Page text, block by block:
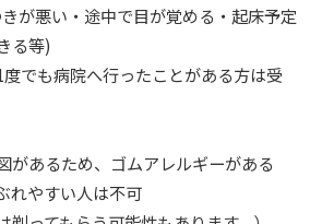
が悪い・途中で目が覚める・起床予定
る等)
度でも病院へ行ったことがある方は受
があるため、ゴムアレルギーがある
れやすい人は不可